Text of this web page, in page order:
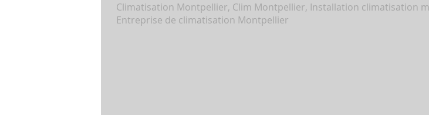
Climatisation Montpellier, Clim Montpellier, Installation climatisation
Entreprise de climatisation Montpellier